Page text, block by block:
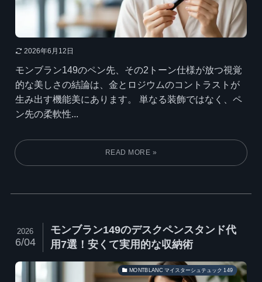
2026年6月12日
モンブラン149のペン先、その2トーン仕様が放つ視覚
的な美しさの結論は、金とロジウムのコントラストが
生み出す機能美にあります。 単なる装飾ではなく、ペ
ン先の柔軟性...
モンブラン149のデスクペンスタンド代
用7選！安くて実用的な収納術
2026
6/04
MONTBLANC マイスターシュテュック 149